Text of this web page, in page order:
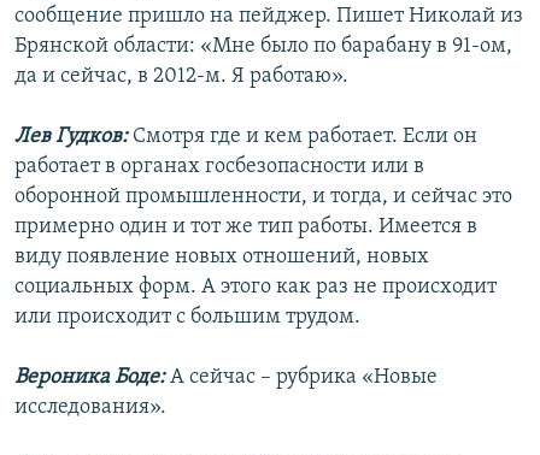
сообщение пришло на пейджер. Пишет Николай из
Брянской области: «Мне было по барабану в 91-ом,
да и сейчас, в 2012-м. Я работаю».
Лев Гудков:Смотря где и кем работает. Если он
работает в органах госбезопасности или в
оборонной промышленности, и тогда, и сейчас это
примерно один и тот же тип работы. Имеется в
виду появление новых отношений, новых
социальных форм. А этого как раз не происходит
или происходит с большим трудом.
Вероника Боде:А сейчас – рубрика «Новые
исследования».